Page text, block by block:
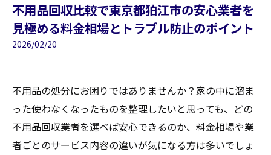
不用品回収比較で東京都狛江市の安心業者を
見極める料金相場とトラブル防止のポイント
2026/02/20
不用品の処分にお困りではありませんか？家の中に溜ま
った使わなくなったものを整理したいと思っても、どの
不用品回収業者を選べば安心できるのか、料金相場や業
者ごとのサービス内容の違いが気になる方は多いでしょ